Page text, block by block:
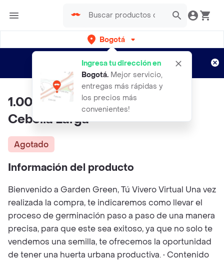
Bogotá
Ingresa tu dirección en
Bogotá. Mejor servicio,
entregas más rápidas y
los precios más
convenientes!
envíos gratis por semanas
Aplican TyC
1.000 Semillas Orgánicas De
Cebolla Larga
Agotado
Información del producto
Bienvenido a Garden Green, Tú Vivero Virtual Una vez
realizada la compra, te indicaremos como llevar el
proceso de germinación paso a paso de una manera
precisa, para que este sea exitoso, ya que no solo te
vendemos una semilla, te ofrecemos la oportunidad
de tener una huerta urbana productiva. • Contenido